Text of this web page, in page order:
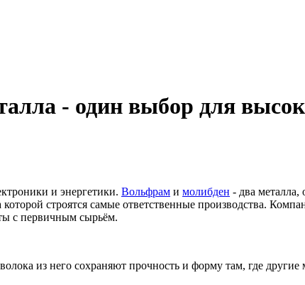
- один выбор для
и энергетики. Вольфрам и молибден - два
строятся самые ответственные производства.
с первичным сырьём.
из него сохраняют прочность и форму там, где другие